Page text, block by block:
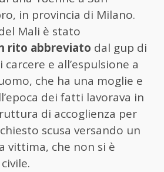
in provincia di Milano.
Mali è stato
rito abbreviato dal gup di
e all’espulsione a
che ha una moglie e
dei fatti lavorava in
di accoglienza per
scusa versando un
vittima, che non si è